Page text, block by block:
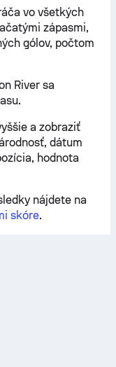
vo všetkých
zápasmi,
gólov, počtom
River sa
a zobraziť
dátum
hodnota
nájdete na
skóre.